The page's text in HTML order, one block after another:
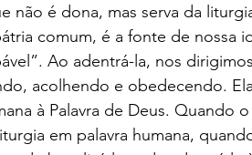
não é dona, mas serva da
comum, é a fonte de nossa
Ao adentrá-la, nos
acolhendo e obedecendo.
à Palavra de Deus. Quando
em palavra humana,